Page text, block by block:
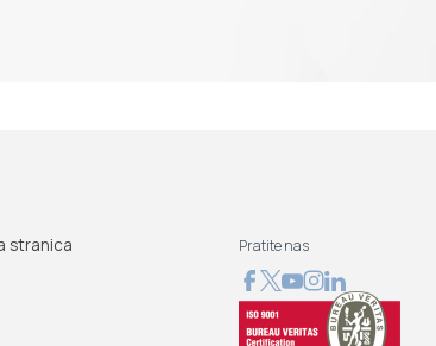
stranica
Pratite nas